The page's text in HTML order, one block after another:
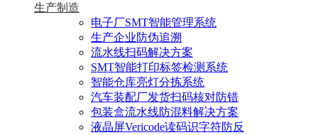
生产制造
电子厂SMT智能管理系统
生产企业防伪追溯
流水线扫码解决方案
SMT智能打印标签检测系统
智能仓库亮灯分拣系统
汽车装配厂发货扫码核对防错
包装盒流水线防混料解决方案
液晶屏Vericode读码识字符防反